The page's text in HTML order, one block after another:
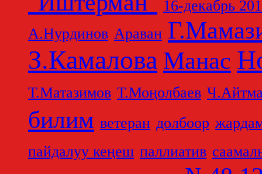
16-декабрь
А.Нурдинов Араван
З.Камалова Манас
Т.Матазимов Т.Моңолбаев
билим ветеран долбоор
пайдалуу кеңеш паллиатив